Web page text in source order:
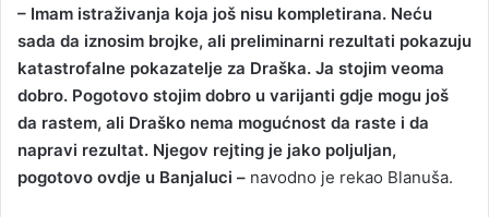
– Imam istraživanja koja još nisu kompletirana. Neću
sada da iznosim brojke, ali preliminarni rezultati pokazuju
katastrofalne pokazatelje za Draška. Ja stojim veoma
dobro. Pogotovo stojim dobro u varijanti gdje mogu još
da rastem, ali Draško nema mogućnost da raste i da
napravi rezultat. Njegov rejting je jako poljuljan,
pogotovo ovdje u Banjaluci – navodno je rekao Blanuša.